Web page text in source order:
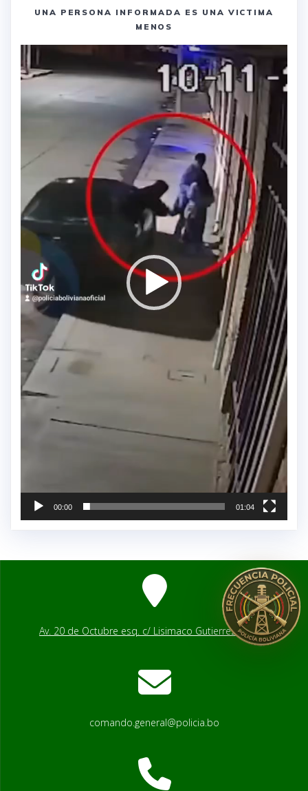
UNA PERSONA INFORMADA ES UNA VICTIMA
MENOS
Reproductor
de
vídeo
00:00 01:04
Av. 20 de Octubre esq. c/ Lisimaco Gutierrez # 2541
comando.general@policia.bo